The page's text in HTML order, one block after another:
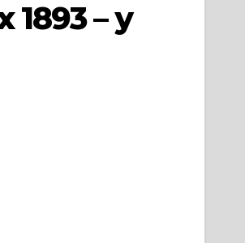
1893 – у